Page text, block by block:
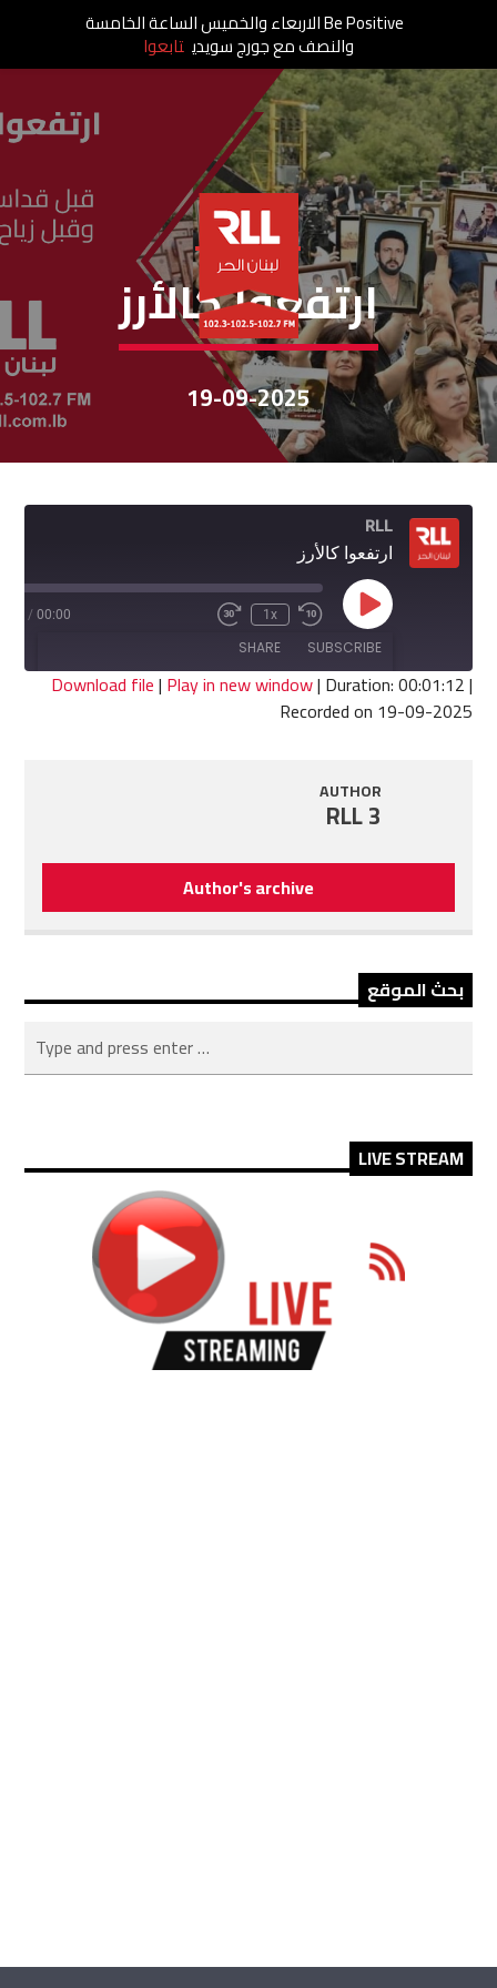
إرتفعوا كالأرز
ارتفعوا كالأرز
19-09-2025
RLL
ارتفعوا كالأرز
Play
Episode
Rewind
10
Seconds
1x
Fast
seconds
00:00
/
SUBSCRIBE
SHARE
SHARE
Download file| Play in new window| Duration: 00:01:12|
Recorded on 19-09-2025
AUTHOR
RLL 3
Author's archive
بحث الموقع
LIVE STREAM
Be Positive الاربعاء والخميس الساعة الخامسة
والنصف مع جورج سويدي تابعوا